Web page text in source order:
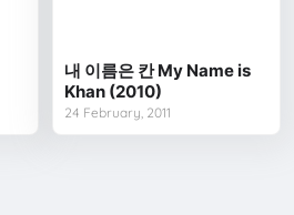
내 이름은 칸 My Name is
Khan (2010)
24 February, 2011